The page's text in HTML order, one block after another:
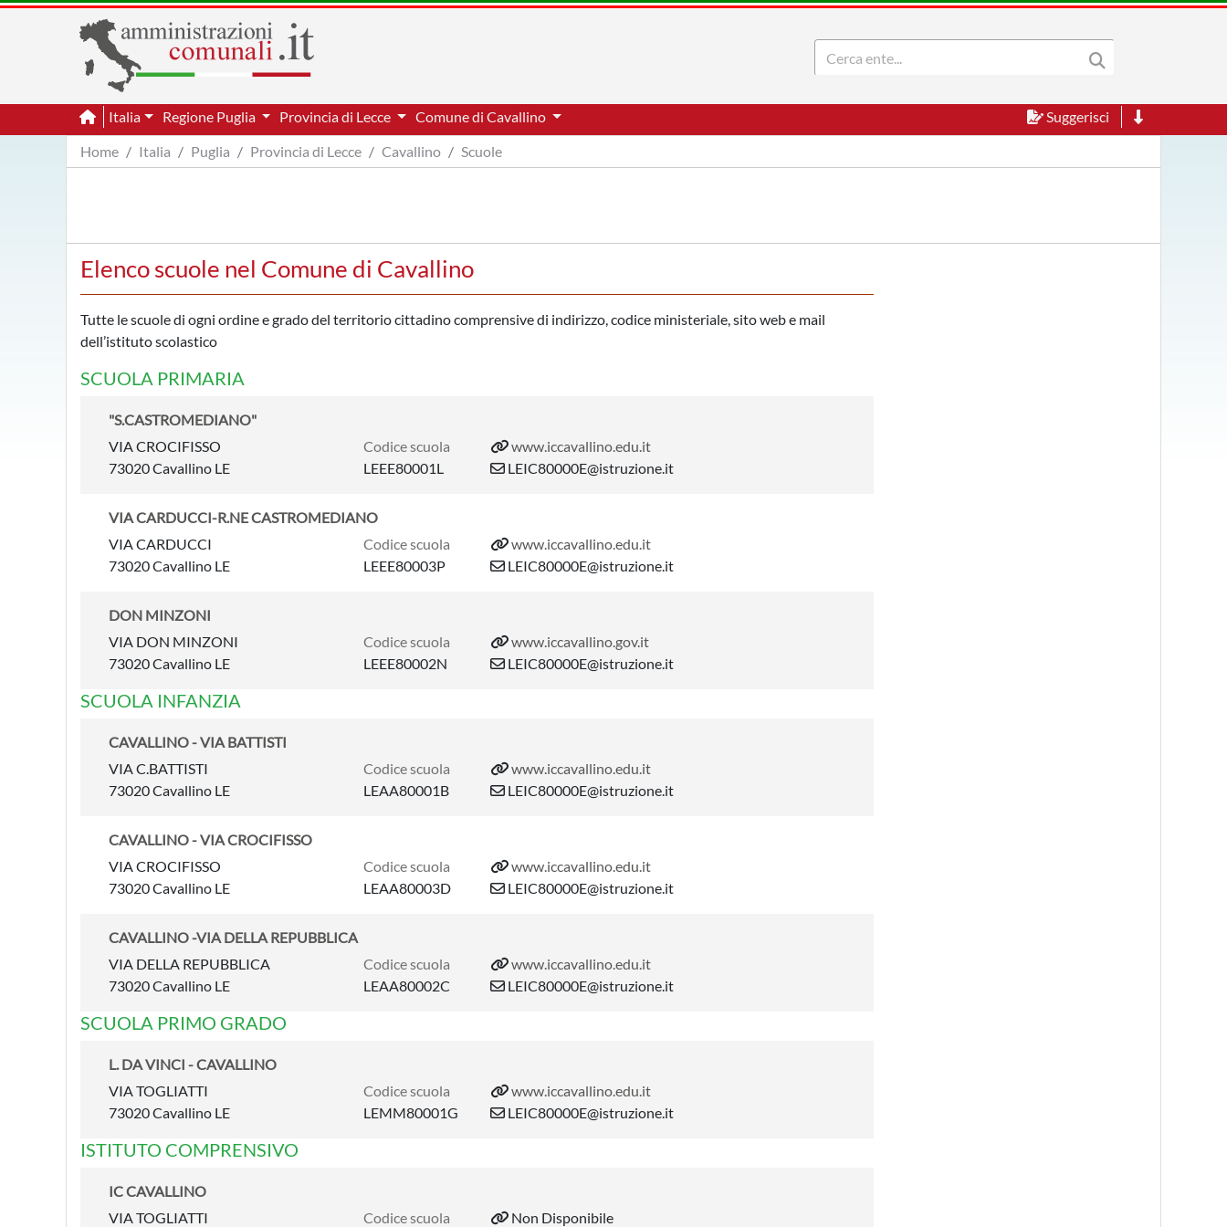
Italia Regione Puglia Provincia di Lecce Comune di Cavallino
Suggerisci
Home
Italia Puglia Provincia di Lecce Cavallino Scuole
Elenco scuole nel Comune di Cavallino
Tutte le scuole di ogni ordine e grado del territorio cittadino comprensive di indirizzo, codice ministeriale, sito web e mail
dell’istituto scolastico
SCUOLA PRIMARIA
"S.CASTROMEDIANO"
VIA CROCIFISSO
73020 Cavallino LE
Codice scuola
LEEE80001L
www.iccavallino.edu.it
LEIC80000E@istruzione.it
VIA CARDUCCI-R.NE CASTROMEDIANO
VIA CARDUCCI
73020 Cavallino LE
Codice scuola
LEEE80003P
www.iccavallino.edu.it
LEIC80000E@istruzione.it
DON MINZONI
VIA DON MINZONI
73020 Cavallino LE
Codice scuola
LEEE80002N
www.iccavallino.gov.it
LEIC80000E@istruzione.it
SCUOLA INFANZIA
CAVALLINO - VIA BATTISTI
VIA C.BATTISTI
73020 Cavallino LE
Codice scuola
LEAA80001B
www.iccavallino.edu.it
LEIC80000E@istruzione.it
CAVALLINO - VIA CROCIFISSO
VIA CROCIFISSO
73020 Cavallino LE
Codice scuola
LEAA80003D
www.iccavallino.edu.it
LEIC80000E@istruzione.it
CAVALLINO -VIA DELLA REPUBBLICA
VIA DELLA REPUBBLICA
73020 Cavallino LE
Codice scuola
LEAA80002C
www.iccavallino.edu.it
LEIC80000E@istruzione.it
SCUOLA PRIMO GRADO
L. DA VINCI - CAVALLINO
VIA TOGLIATTI
73020 Cavallino LE
Codice scuola
LEMM80001G
www.iccavallino.edu.it
LEIC80000E@istruzione.it
ISTITUTO COMPRENSIVO
IC CAVALLINO
VIA TOGLIATTI
Codice scuola Non Disponibile